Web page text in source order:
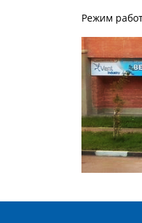
Режим